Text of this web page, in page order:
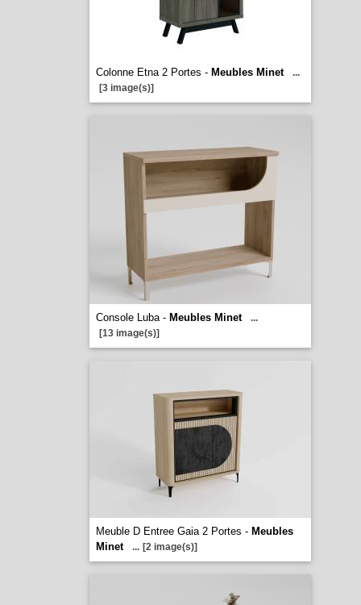
Colonne Etna 2 Portes - Meubles Minet
...
[3 image(s)]
Console Luba - Meubles Minet
...
[13 image(s)]
Meuble D Entree Gaia 2 Portes - Meubles
Minet
... [2 image(s)]